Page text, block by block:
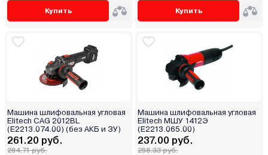
Купить Купить
Машина шлифовальная угловая
Elitech CAG 2012BL
(E2213.074.00) (без АКБ и ЗУ)
261.20 руб.
284.71 руб.
Машина шлифовальная угловая
Elitech МШУ 1412Э
(E2213.065.00)
237.00 руб.
258.33 руб.